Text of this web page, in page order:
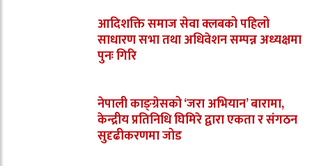
आदिशक्ति समाज सेवा क्लबको पहिलो
साधारण सभा तथा अधिवेशन सम्पन्न अध्यक्षमा
पुनः गिरि
नेपाली काङ्ग्रेसको ‘जरा अभियान’ बारामा,
केन्द्रीय प्रतिनिधि घिमिरे द्वारा एकता र संगठन
सुदृढीकरणमा जोड